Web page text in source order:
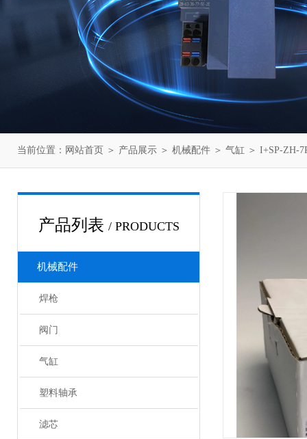
当前位置： 网站首页 ＞ 产品展示 ＞ 机械配件 ＞ 气缸 ＞ I+SP-ZH-
产品列表 / PRODUCTS
机械配件
焊枪
阀门
气缸
塑料轴承
滤芯